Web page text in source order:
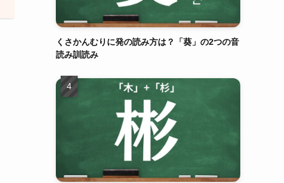
くさかんむりに発の読み方は？「葵」の2つの音
読み訓読み